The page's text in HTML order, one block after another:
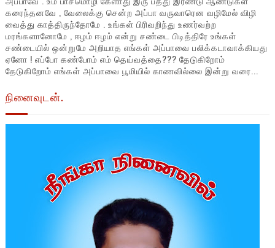
கரைந்தனவே , வேலைக்கு சென்ற அப்பா வருவாரென வழிமேல் விழி
வைத்து காத்திருந்தோமே . உங்கள் பிரிவறிந்து உணர்வற்ற
மரங்களானோமே , ஈழம் ஈழம் என்று சண்டை பிடித்திரே உங்கள்
சண்டையில் ஒன்றுமே அறியாத எங்கள் அப்பாவை பலிக்கடாவாக்கியது
ஏனோ ! எப்போ கண்போம் எம் தெய்வத்தை??? தேடுகிறோம்
தேடுகிறோம் எங்கள் அப்பாவை பூமியில் காணவில்லை இன்று வரை...
நினைவுடன்.